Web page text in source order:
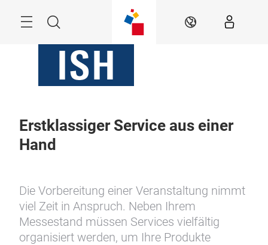
Suche DE
Erstklassiger Service aus einer
Hand
Die Vorbereitung einer Veranstaltung nimmt
viel Zeit in Anspruch. Neben Ihrem
Messestand müssen Services vielfältig
organisiert werden, um Ihre Produkte